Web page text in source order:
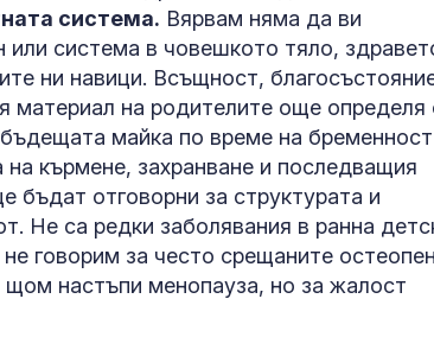
система. Вярвам няма да ви
или система в човешкото тяло,
ни навици. Всъщност,
материал на родителите още
майка по време на
кърмене, захранване и последващия
отговорни за структурата и
Не са редки заболявания в ранна
говорим за често срещаните
щом настъпи менопауза, но за жалост